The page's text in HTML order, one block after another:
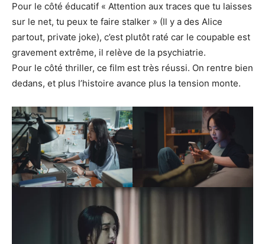
Pour le côté éducatif « Attention aux traces que tu laisses
sur le net, tu peux te faire stalker » (Il y a des Alice
partout, private joke), c’est plutôt raté car le coupable est
gravement extrême, il relève de la psychiatrie.
Pour le côté thriller, ce film est très réussi. On rentre bien
dedans, et plus l’histoire avance plus la tension monte.